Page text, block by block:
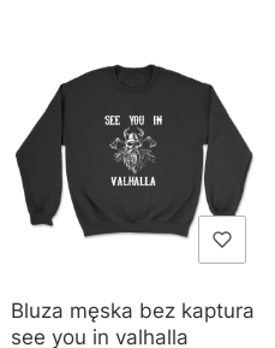
Bluza męska bez kaptura
see you in valhalla